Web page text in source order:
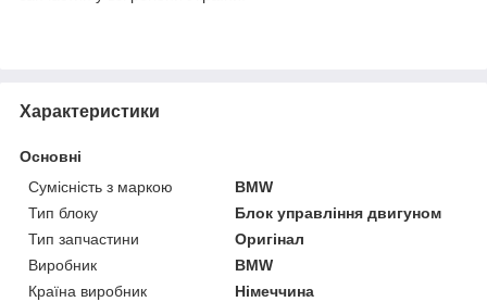
Характеристики
Основні
Сумісність з маркою
BMW
Тип блоку
Блок управління двигуном
Тип запчастини
Оригінал
Виробник
BMW
Країна виробник
Німеччина